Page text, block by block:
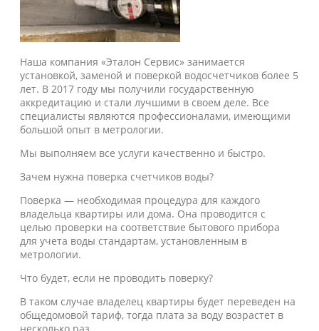
Наша компания «Эталон Сервис» занимается
установкой, заменой и поверкой водосчетчиков более 5
лет. В 2017 году мы получили государственную
аккредитацию и стали лучшими в своем деле. Все
специалисты являются профессионалами, имеющими
большой опыт в метрологии.
Мы выполняем все услуги качественно и быстро.
Зачем нужна поверка счетчиков воды?
Поверка — необходимая процедура для каждого
владельца квартиры или дома. Она проводится с
целью проверки на соответствие бытового прибора
для учета воды стандартам, установленным в
метрологии.
Что будет, если не проводить поверку?
В таком случае владелец квартиры будет переведен на
общедомовой тариф, тогда плата за воду возрастет в